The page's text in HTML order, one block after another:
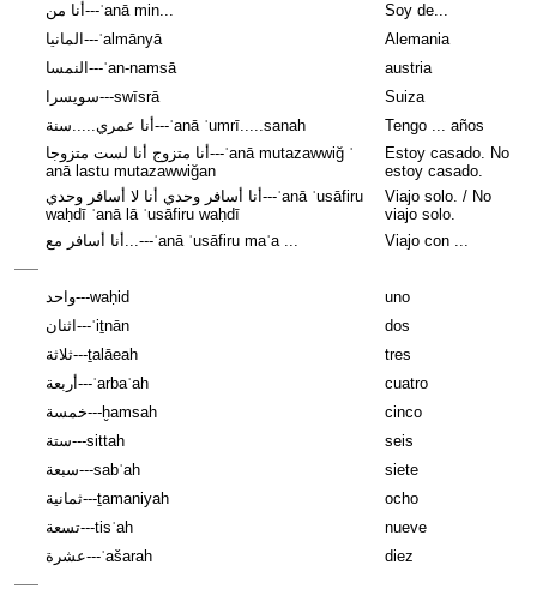
أنا من---ʾanā min...
Soy de...
المانيا---ʾalmānyā
Alemania
النمسا---ʾan-namsā
austria
سويسرا---swīsrā
Suiza
أنا عمري.....سنة---ʾanā ʿumrī.....sanah
Tengo ... años
أنا متزوج أنا لست متزوجا---ʾanā mutazawwiğ ʾ
anā lastu mutazawwiğan
Estoy casado. No
estoy casado.
أنا أسافر وحدي أنا لا أسافر وحدي---ʾanā ʾusāfiru
waḥdī ʾanā lā ʾusāfiru waḥdī
Viajo solo. / No
viajo solo.
أنا أسافر مع...---ʾanā ʾusāfiru maʿa ...
Viajo con ...
واحد---waḥid
uno
اثنان---ʾiṯnān
dos
ثلاثة---ṯalāeah
tres
أربعة---ʾarbaʿah
cuatro
خمسة---ḫamsah
cinco
ستة---sittah
seis
سبعة---sabʿah
siete
ثمانية---ṯamaniyah
ocho
تسعة---tisʿah
nueve
عشرة---ʿašarah
diez